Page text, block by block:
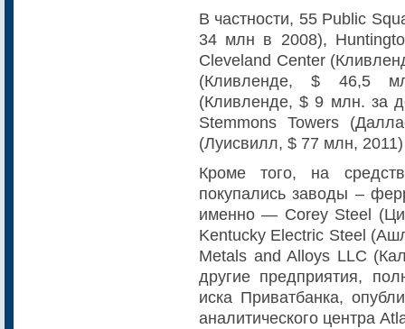
В частности, 55 Public
34 млн в 2008),
Cleveland Center
(Кливленде, $ 46,5
(Кливленде, $ 9 млн. за
Stemmons Towers
(Луисвилл, $ 77 млн,
Кроме того, на
покупались заводы –
именно — Corey Steel
Kentucky Electric Steel
Metals and Alloys LLC
другие предприятия,
иска Приватбанка,
аналитического центра